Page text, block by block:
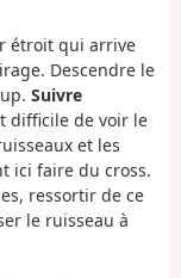
étroit qui arrive
Descendre le
Suivre
difficile de voir le
et les
ici faire du cross.
ressortir de ce
le ruisseau à